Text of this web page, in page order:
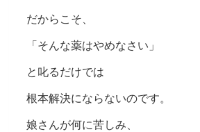
だからこそ、
「そんな薬はやめなさい」
と叱るだけでは
根本解決にならないのです。
娘さんが何に苦しみ、